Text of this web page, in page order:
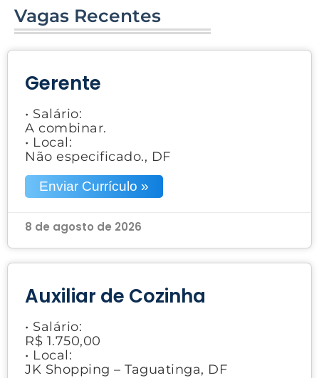
Vagas Recentes
Gerente
• Salário:
A combinar.
• Local:
Não especificado., DF
Enviar Currículo »
8 de agosto de 2026
Auxiliar de Cozinha
• Salário:
R$ 1.750,00
• Local:
JK Shopping – Taguatinga, DF